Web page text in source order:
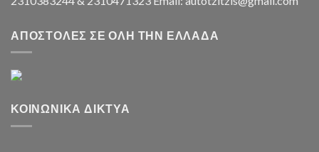
ΑΠΟΣΤΟΛΈΣ ΣΕ ΌΛΗ ΤΗΝ ΕΛΛΆΔΑ
ΚΟΙΝΩΝΙΚΆ ΔΊΚΤΥΑ